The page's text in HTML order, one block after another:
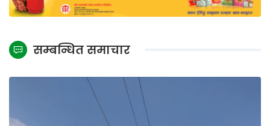
सम्बन्धित समाचार